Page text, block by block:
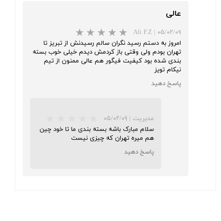
★★★
عالی
Ali F.Z | ۰۵/۰۲/۰۹
امروز به دستم رسید نگران سالم رسیدنش از تبریز تا
تهران بودم ولی وقتی باز کردمش دیدم خیلی خوب بسته
بندی شده بود کیفیت فیگور هم عالی ممنون از تیم
نیکام تویز
پاسخ دهید
مدیریت | ۰۵/۰۲/۰۹
سلام مبارک باشه بسته بندی ما تا خود چین
هم میره تهران که چیزی نیست
پاسخ دهید